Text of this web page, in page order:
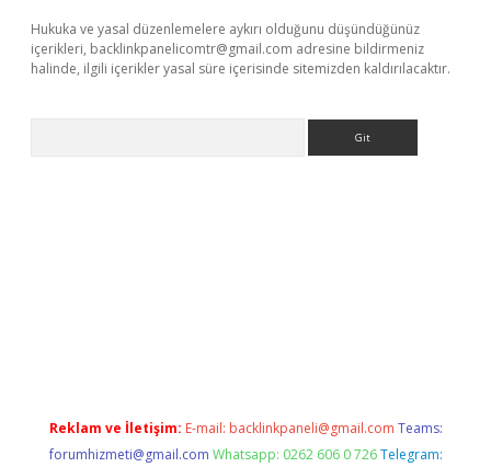
Hukuka ve yasal düzenlemelere aykırı olduğunu düşündüğünüz
içerikleri, backlinkpanelicomtr@gmail.com adresine bildirmeniz
halinde, ilgili içerikler yasal süre içerisinde sitemizden kaldırılacaktır.
Reklam ve İletişim: E-mail: backlinkpaneli@gmail.com Teams:
forumhizmeti@gmail.com Whatsapp: 0262 606 0 726 Telegram: